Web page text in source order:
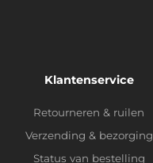
Klantenservice
Retourneren & ruilen
Verzending & bezorging
Status van bestelling